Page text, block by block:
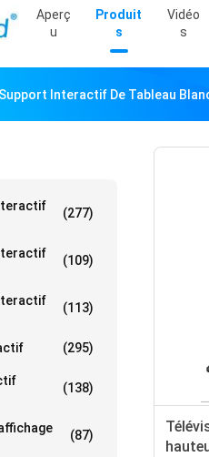
Aperç
U
Produit
S
Vidéo
S
Support Interactif De Tableau
(277)
(109)
(113)
(295)
(138)
(87)